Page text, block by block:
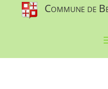
Commune de